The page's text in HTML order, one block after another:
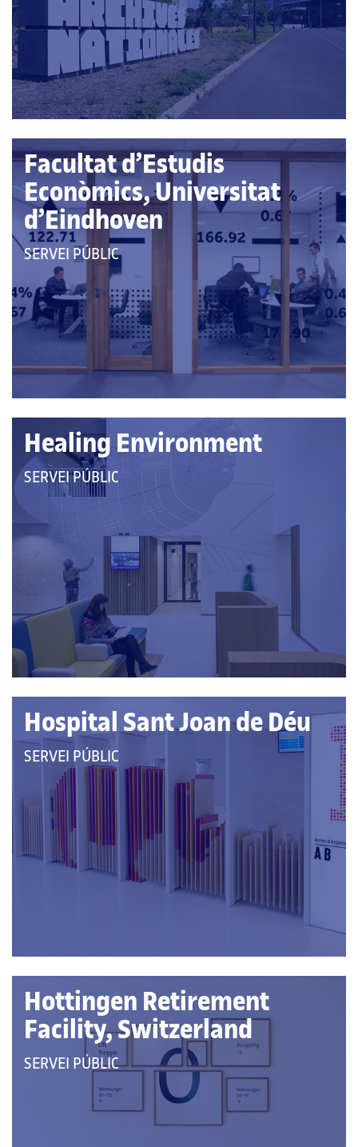
CATEGORIES:
Facultat d’Estudis
Econòmics, Universitat
d’Eindhoven
QUE
PERTANY
A
LES
SERVEI PÚBLIC
Healing Environment
QUE
PERTANY
A
CATEGORIES:
SERVEI PÚBLIC
Hospital Sant Joan de Déu
QUE
PERTANY
A
CATEGORIES:
SERVEI PÚBLIC
Hottingen Retirement
Facility, Switzerland
QUE
SERVEI PÚBLIC